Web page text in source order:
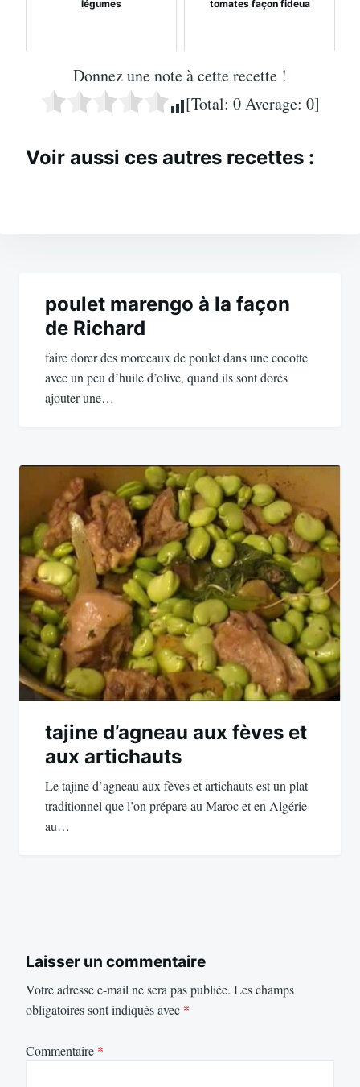
légumes tomates façon fideua
Donnez une note à cette recette !
[Total: 0Average: 0]
Voir aussi ces autres recettes :
l’article
poulet marengo à la façon
de Richard
faire dorer des morceaux de poulet dans une cocotte
avec un peu d’huile d’olive, quand ils sont dorés
ajouter une…
tajine d’agneau aux fèves et
aux artichauts
Le tajine d’agneau aux fèves et artichauts est un plat
traditionnel que l’on prépare au Maroc et en Algérie
au…
Laisser un commentaire
Votre adresse e-mail ne sera pas publiée. Les champs
obligatoires sont indiqués avec *
Commentaire *